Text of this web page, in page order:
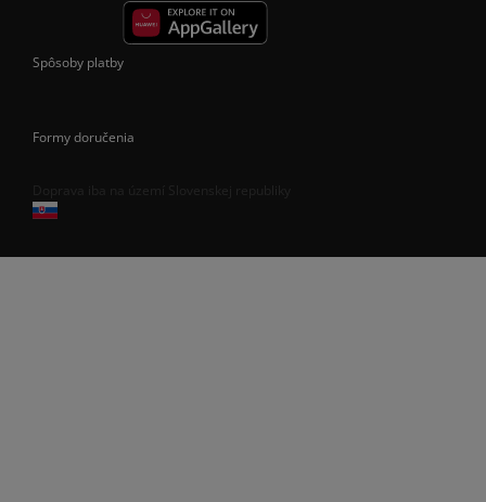
Spôsoby platby
Formy doručenia